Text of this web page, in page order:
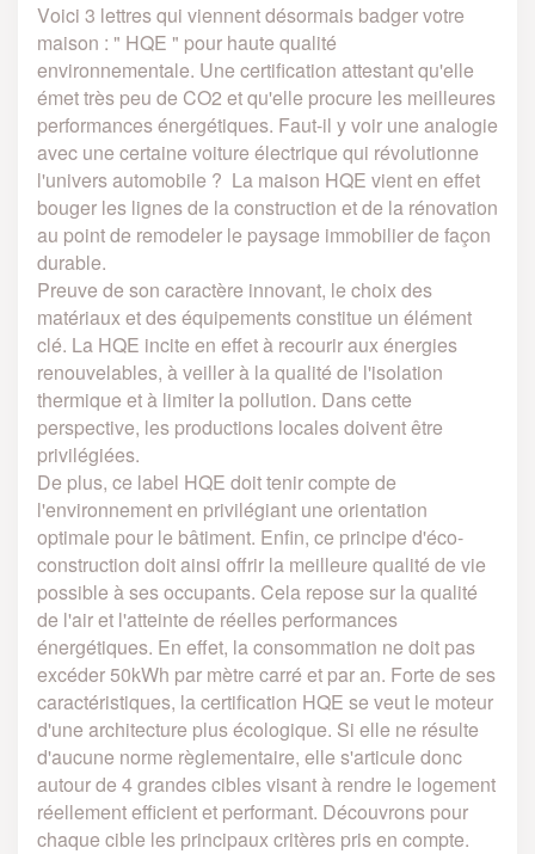
Voici 3 lettres qui viennent désormais badger votre
maison : " HQE " pour haute qualité
environnementale. Une certification attestant qu'elle
émet très peu de CO2 et qu'elle procure les meilleures
performances énergétiques. Faut-il y voir une analogie
avec une certaine voiture électrique qui révolutionne
l'univers automobile ? La maison HQE vient en effet
bouger les lignes de la construction et de la rénovation
au point de remodeler le paysage immobilier de façon
durable.
Preuve de son caractère innovant, le choix des
matériaux et des équipements constitue un élément
clé. La HQE incite en effet à recourir aux énergies
renouvelables, à veiller à la qualité de l'isolation
thermique et à limiter la pollution. Dans cette
perspective, les productions locales doivent être
privilégiées.
De plus, ce label HQE doit tenir compte de
l'environnement en privilégiant une orientation
optimale pour le bâtiment. Enfin, ce principe d'éco-
construction doit ainsi offrir la meilleure qualité de vie
possible à ses occupants. Cela repose sur la qualité
de l'air et l'atteinte de réelles performances
énergétiques. En effet, la consommation ne doit pas
excéder 50kWh par mètre carré et par an. Forte de ses
caractéristiques, la certification HQE se veut le moteur
d'une architecture plus écologique. Si elle ne résulte
d'aucune norme règlementaire, elle s'articule donc
autour de 4 grandes cibles visant à rendre le logement
réellement efficient et performant. Découvrons pour
chaque cible les principaux critères pris en compte.